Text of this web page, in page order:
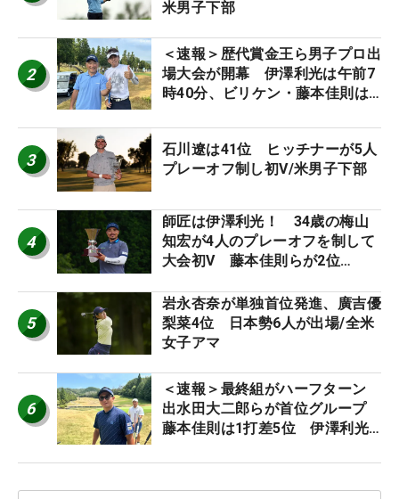
米男子下部
2
＜速報＞歴代賞金王ら男子プロ出
場大会が開幕 伊澤利光は午前7
時40分、ビリケン・藤本佳則は
STAGE JOYX OPEN】
3
石川遼は41位 ヒッチナーが5人
プレーオフ制し初V/米男子下部
4
師匠は伊澤利光！ 34歳の梅山
知宏が4人のプレーオフを制して
大会初V 藤本佳則らが2位
5
岩永杏奈が単独首位発進、廣吉優
梨菜4位 日本勢6人が出場/全米
女子アマ
6
＜速報＞最終組がハーフターン
出水田大二郎らが首位グループ
藤本佳則は1打差5位 伊澤利光
JOYX OPEN】